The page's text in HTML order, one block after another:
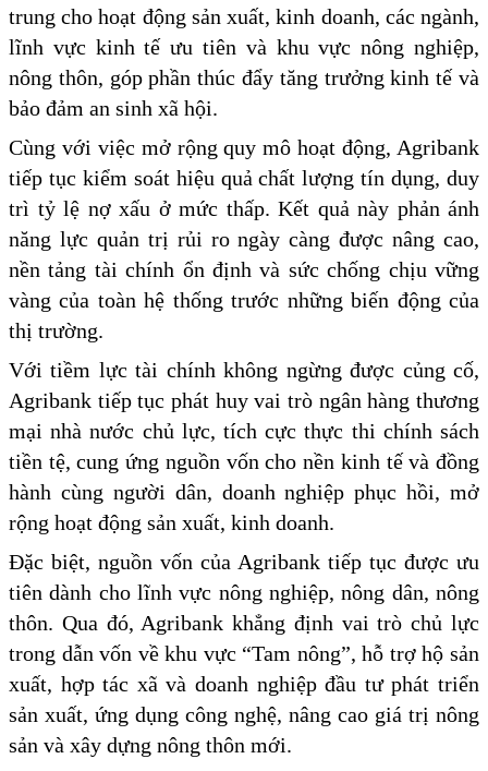
trung cho hoạt động sản xuất, kinh doanh, các ngành,
lĩnh vực kinh tế ưu tiên và khu vực nông nghiệp,
nông thôn, góp phần thúc đẩy tăng trưởng kinh tế và
bảo đảm an sinh xã hội.
Cùng với việc mở rộng quy mô hoạt động, Agribank
tiếp tục kiểm soát hiệu quả chất lượng tín dụng, duy
trì tỷ lệ nợ xấu ở mức thấp. Kết quả này phản ánh
năng lực quản trị rủi ro ngày càng được nâng cao,
nền tảng tài chính ổn định và sức chống chịu vững
vàng của toàn hệ thống trước những biến động của
thị trường.
Với tiềm lực tài chính không ngừng được củng cố,
Agribank tiếp tục phát huy vai trò ngân hàng thương
mại nhà nước chủ lực, tích cực thực thi chính sách
tiền tệ, cung ứng nguồn vốn cho nền kinh tế và đồng
hành cùng người dân, doanh nghiệp phục hồi, mở
rộng hoạt động sản xuất, kinh doanh.
Đặc biệt, nguồn vốn của Agribank tiếp tục được ưu
tiên dành cho lĩnh vực nông nghiệp, nông dân, nông
thôn. Qua đó, Agribank khẳng định vai trò chủ lực
trong dẫn vốn về khu vực “Tam nông”, hỗ trợ hộ sản
xuất, hợp tác xã và doanh nghiệp đầu tư phát triển
sản xuất, ứng dụng công nghệ, nâng cao giá trị nông
sản và xây dựng nông thôn mới.